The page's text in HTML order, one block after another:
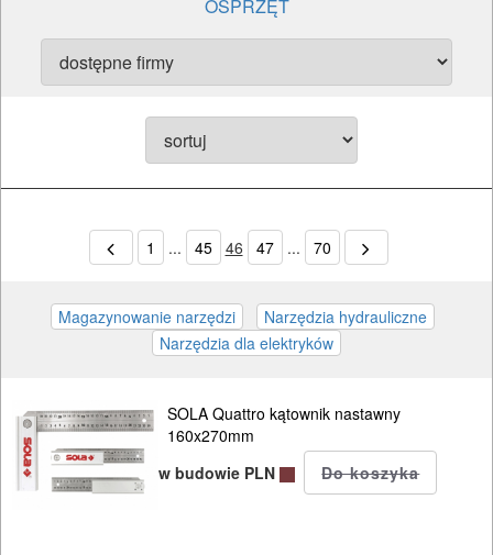
OSPRZĘT
1 ... 45 46 47 ... 70
SOLA Quattro kątownik nastawny
160x270mm
w budowie PLN